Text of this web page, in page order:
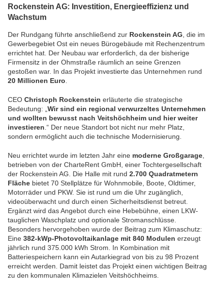
Rockenstein AG: Investition, Energieeffizienz und
Wachstum
Der Rundgang führte anschließend zur Rockenstein AG , die im
Gewerbegebiet Ost ein neues Bürogebäude mit Rechenzentrum
errichtet hat. Der Neubau war erforderlich, da der bisherige
Firmensitz in der Ohmstraße räumlich an seine Grenzen
gestoßen war. In das Projekt investierte das Unternehmen rund
20 Millionen Euro
CEO Christoph Rockenstein erläuterte die strategische
Bedeutung: „ Wir sind ein regional verwurzeltes Unternehmen
und wollten bewusst nach Veitshöchheim und hier weiter
investieren .“ Der neue Standort bot nicht nur mehr Platz,
sondern ermöglicht auch die technische Modernisierung.
Neu errichtet wurde im letzten Jahr eine moderne Großgarage
betrieben von der CharteRent GmbH, einer Tochtergesellschaft
der Rockenstein AG. Die Halle mit rund 2.700 Quadratmetern
Fläche bietet 70 Stellplätze für Wohnmobile, Boote, Oldtimer,
Motorräder und PKW. Sie ist rund um die Uhr zugänglich,
videoüberwacht und durch einen Sicherheitsdienst betreut.
Ergänzt wird das Angebot durch eine Hebebühne, einen LKW-
tauglichen Waschplatz und optionale Stromanschlüsse.
Besonders hervorgehoben wurde der Beitrag zum Klimaschutz:
Eine 382-kWp-Photovoltaikanlage mit 840 Modulen erzeugt
jährlich rund 375.000 kWh Strom. In Kombination mit
Batteriespeichern kann ein Autarkiegrad von bis zu 98 Prozent
erreicht werden. Damit leistet das Projekt einen wichtigen Beitrag
zu den kommunalen Klimazielen Veitshöchheims.